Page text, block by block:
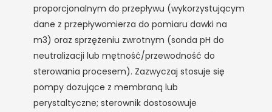
proporcjonalnym do przepływu (wykorzystującym
dane z przepływomierza do pomiaru dawki na
m3) oraz sprzężeniu zwrotnym (sonda pH do
neutralizacji lub mętność/przewodność do
sterowania procesem). Zazwyczaj stosuje się
pompy dozujące z membraną lub
perystaltyczne; sterownik dostosowuje